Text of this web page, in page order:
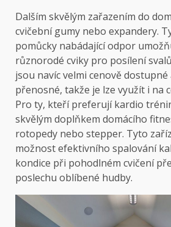
Dalším skvělým zařazením do
cvičební gumy nebo expandery.
pomůcky nabádající odpor
různorodé cviky pro posílení
jsou navíc velmi cenově dostupné
přenosné, takže je lze využít i na
Pro ty, kteří preferují kardio
skvělým doplňkem domácího
rotopedy nebo stepper. Tyto
možnost efektivního spalování
kondice při pohodlném cvičení
poslechu oblíbené hudby.